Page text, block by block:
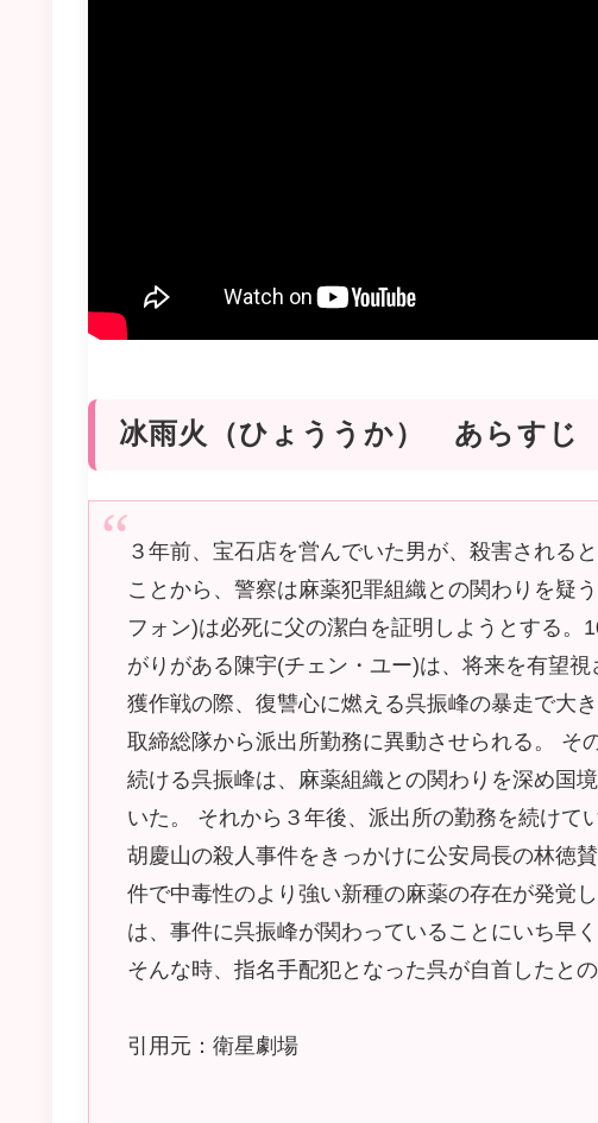
冰雨火（ひょううか） あらすじ
３年前、宝石店を営んでいた男が、殺害される
ことから、警察は麻薬犯罪組織との関わりを疑
フォン)は必死に父の潔白を証明しようとする。
がりがある陳宇(チェン・ユー)は、将来を有望
獲作戦の際、復讐心に燃える呉振峰の暴走で大
取締総隊から派出所勤務に異動させられる。 そ
続ける呉振峰は、麻薬組織との関わりを深め国
いた。 それから３年後、派出所の勤務を続けて
胡慶山の殺人事件をきっかけに公安局長の林徳
件で中毒性のより強い新種の麻薬の存在が発覚
は、事件に呉振峰が関わっていることにいち早
そんな時、指名手配犯となった呉が自首したと
引用元：衛星劇場